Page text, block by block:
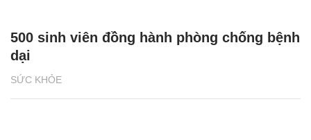
SỨC KHỎE
500 sinh viên đồng hành phòng chống bệnh
dại